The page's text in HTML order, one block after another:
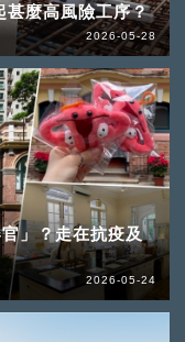
甚麼高風險工序？
2026-05-28
」？走在抗疫及
2026-05-24